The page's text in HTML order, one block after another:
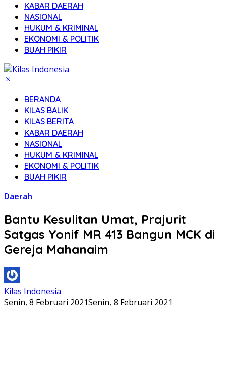
KABAR DAERAH
NASIONAL
HUKUM & KRIMINAL
EKONOMI & POLITIK
BUAH PIKIR
BERANDA
KILAS BALIK
KILAS BERITA
KABAR DAERAH
NASIONAL
HUKUM & KRIMINAL
EKONOMI & POLITIK
BUAH PIKIR
Daerah
Bantu Kesulitan Umat, Prajurit
Satgas Yonif MR 413 Bangun MCK di
Gereja Mahanaim
Kilas Indonesia
Senin, 8 Februari 2021Senin, 8 Februari 2021